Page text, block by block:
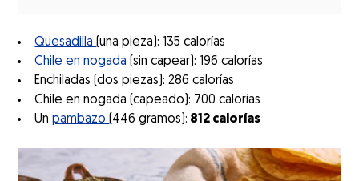
Quesadilla (una pieza): 135 calorías
Chile en nogada (sin capear): 196 calorías
Enchiladas (dos piezas): 286 calorías
Chile en nogada (capeado): 700 calorías
Unpambazo (446 gramos): 812 calorías